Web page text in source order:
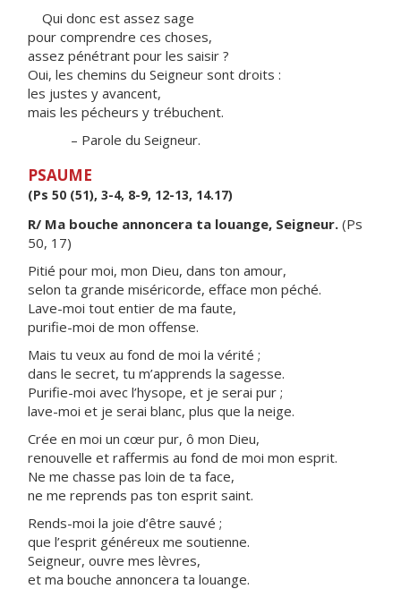
Qui donc est assez sage
pour comprendre ces choses,
assez pénétrant pour les saisir ?
Oui, les chemins du Seigneur sont droits :
les justes y avancent,
mais les pécheurs y trébuchent.
– Parole du Seigneur.
PSAUME
(Ps 50 (51), 3-4, 8-9, 12-13, 14.17)
R/ Ma bouche annoncera ta louange, Seigneur. (Ps
50, 17)
Pitié pour moi, mon Dieu, dans ton amour,
selon ta grande miséricorde, efface mon péché.
Lave-moi tout entier de ma faute,
purifie-moi de mon offense.
Mais tu veux au fond de moi la vérité ;
dans le secret, tu m’apprends la sagesse.
Purifie-moi avec l’hysope, et je serai pur ;
lave-moi et je serai blanc, plus que la neige.
Crée en moi un cœur pur, ô mon Dieu,
renouvelle et raffermis au fond de moi mon esprit.
Ne me chasse pas loin de ta face,
ne me reprends pas ton esprit saint.
Rends-moi la joie d’être sauvé ;
que l’esprit généreux me soutienne.
Seigneur, ouvre mes lèvres,
et ma bouche annoncera ta louange.